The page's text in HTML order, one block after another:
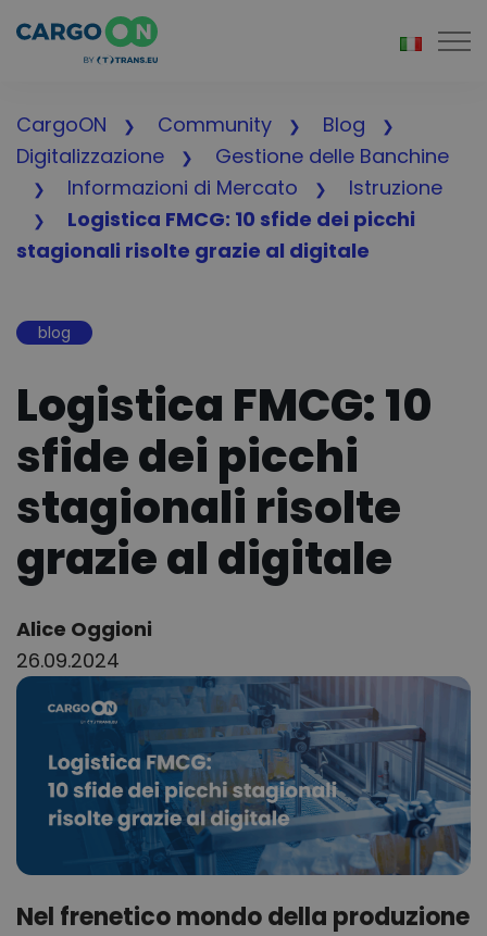
CargoON Community
Blog
Digitalizzazione
Gestione delle Banchine
Informazioni di Mercato
Istruzione
Logistica FMCG: 10 sfide dei picchi
stagionali risolte grazie al digitale
blog
Logistica FMCG: 10
sfide dei picchi
stagionali risolte
grazie al digitale
Author:
Alice Oggioni
26.09.2024
Nel frenetico mondo della produzione